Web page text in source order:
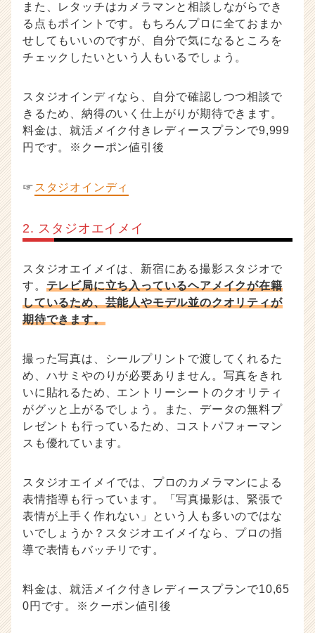
また、レタッチはカメラマンと相談しながらでき
る点もポイントです。もちろんプロに全ておまか
せしてもいいのですが、自分で気になるところを
チェックしたいという人もいるでしょう。
スタジオインディなら、自分で確認しつつ相談で
きるため、納得のいく仕上がりが期待できます。
料金は、就活メイク付きレディースプランで9,999
円です。※クーポン値引後
☞ スタジオインディ
2. スタジオエイメイ
スタジオエイメイは、新宿にある撮影スタジオで
す。 テレビ局に立ち入っているヘアメイクが在籍
しているため、芸能人やモデル並のクオリティが
期待できます。
撮った写真は、シールプリントで渡してくれるた
め、ハサミやのりが必要ありません。写真をきれ
いに貼れるため、エントリーシートのクオリティ
がグッと上がるでしょう。また、データの無料プ
レゼントも行っているため、コストパフォーマン
スも優れています。
スタジオエイメイでは、プロのカメラマンによる
表情指導も行っています。「写真撮影は、緊張で
表情が上手く作れない」という人も多いのではな
いでしょうか？スタジオエイメイなら、プロの指
導で表情もバッチリです。
料金は、就活メイク付きレディースプランで10,65
0円です。※クーポン値引後